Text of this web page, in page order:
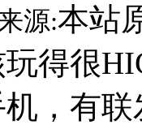
源:本站
得很
，有